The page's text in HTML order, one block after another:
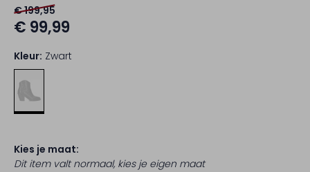
€ 199,95
€ 99,99
Kleur: Zwart
Kies je maat:
Dit item valt normaal, kies je eigen maat